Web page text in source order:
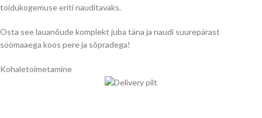
toidukogemuse eriti nauditavaks.
Osta see lauanõude komplekt juba täna ja naudi suurepärast
söömaaega koos pere ja sõpradega!
Kohaletoimetamine